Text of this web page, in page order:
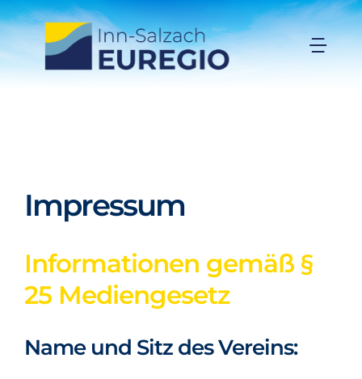
Zum
Inhalt
springen
Projekte
Förderungen
Organisation
Impressum
Informationen gemäß §
25 Mediengesetz
Name und Sitz des Vereins: